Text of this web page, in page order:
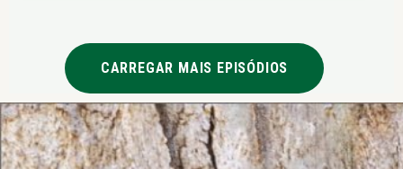
empresas do setor florestal. Estruturou o Programa de
Preparação de Gestores Florestais (PPGF/IPEF) e, hoje,
temos orgulho de dizer que também é membro do
Conselho Consultivo da Geplant.
CARREGAR MAIS EPISÓDIOS